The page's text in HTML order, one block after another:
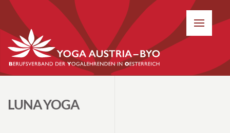
LUNA YOGA